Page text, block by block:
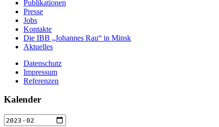
Publikationen
Presse
Jobs
Kontakte
Die IBB „Johannes Rau“ in Minsk
Aktuelles
Datenschutz
Impressum
Referenzen
Kalender